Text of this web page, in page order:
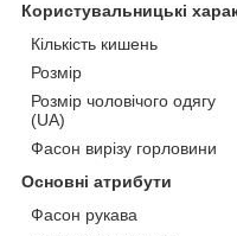
Користувальницькі
Кількість кишень
Розмір
Розмір чоловічого одягу
(UA)
Фасон вирізу горловини
Основні атрибути
Фасон рукава